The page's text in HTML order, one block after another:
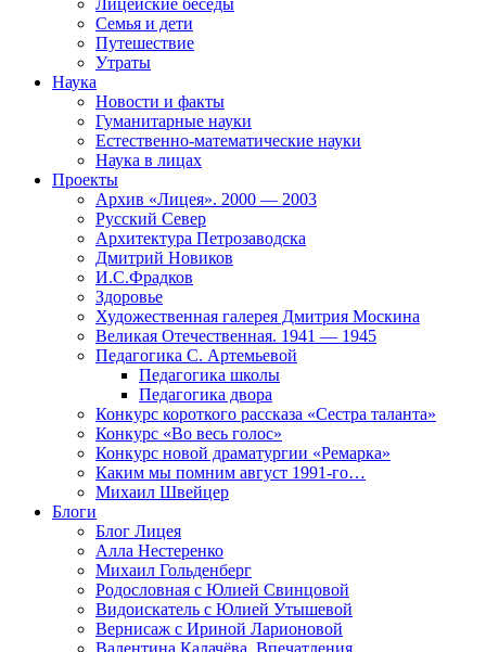
Лицейские беседы
Семья и дети
Путешествие
Утраты
Наука
Новости и факты
Гуманитарные науки
Естественно-математические науки
Наука в лицах
Проекты
Архив «Лицея». 2000 — 2003
Русский Север
Архитектура Петрозаводска
Дмитрий Новиков
И.С.Фрадков
Здоровье
Художественная галерея Дмитрия Москина
Великая Отечественная. 1941 — 1945
Педагогика С. Артемьевой
Педагогика школы
Педагогика двора
Конкурс короткого рассказа «Сестра таланта»
Конкурс «Во весь голос»
Конкурс новой драматургии «Ремарка»
Каким мы помним август 1991-го…
Михаил Швейцер
Блоги
Блог Лицея
Алла Нестеренко
Михаил Гольденберг
Родословная с Юлией Свинцовой
Видоискатель с Юлией Утышевой
Вернисаж с Ириной Ларионовой